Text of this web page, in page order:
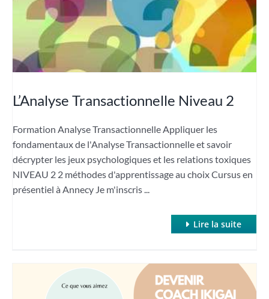
L’Analyse Transactionnelle Niveau 2
Formation Analyse Transactionnelle Appliquer les
fondamentaux de l'Analyse Transactionnelle et savoir
décrypter les jeux psychologiques et les relations toxiques
NIVEAU 2 2 méthodes d'apprentissage au choix Cursus en
présentiel à Annecy Je m'inscris ...
Lire la suite